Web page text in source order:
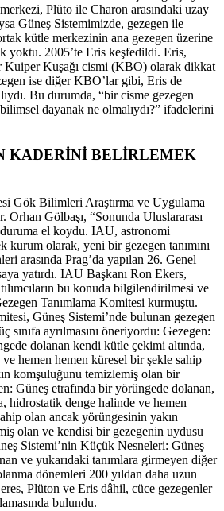
Plüto ile Charon arasındaki uzay
Güneş Sistemimizde, gezegen ile
kütle merkezinin ana gezegen üzerine
yoktu. 2005’te Eris keşfedildi. Eris,
Kuiper Kuşağı cismi (KBO) olarak dikkat
ise diğer KBO’lar gibi, Eris de
Bu durumda, “bir cisme gezegen
dayanak ne olmalıydı?” ifadelerini
KADERİNİ BELİRLEMEK
Gök Bilimleri Araştırma ve Uygulama
Gölbaşı, “Sonunda Uluslararası
el koydu. IAU, astronomi
olarak, yeni bir gezegen tanımını
arasında Prag’da yapılan 26. Genel
yatırdı. IAU Başkanı Ron Ekers,
bu konuda bilgilendirilmesi ve
Tanımlama Komitesi kurmuştu.
Güneş Sistemi’nde bulunan gezegen
ayrılmasını öneriyordu: Gezegen:
dolanan kendi kütle çekimi altında,
hemen hemen küresel bir şekle sahip
komşuluğunu temizlemiş olan bir
Güneş etrafında bir yörüngede dolanan,
hidrostatik denge halinde ve hemen
olan ancak yörüngesinin yakın
olan ve kendisi bir gezegenin uydusu
Sistemi’nin Küçük Nesneleri: Güneş
ve yukarıdaki tanımlara girmeyen diğer
dönemleri 200 yıldan daha uzun
Plüton ve Eris dâhil, cüce gezegenler
bulundu.